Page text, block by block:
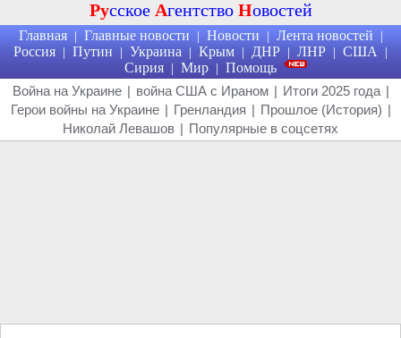
Русское Агентство Новостей
Главная | Главные новости | Новости | Лента новостей |
Россия | Путин | Украина | Крым | ДНР | ЛНР | США |
Сирия | Мир | Помощь
Война на Украине | война США с Ираном | Итоги 2025 года |
Герои войны на Украине | Гренландия | Прошлое (История) |
Николай Левашов | Популярные в соцсетях